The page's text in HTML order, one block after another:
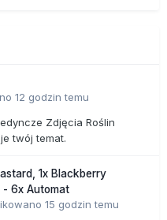
12 godzin temu
Zdjęcia Roślin
twój temat.
1x Blackberry
- 6x Automat
15 godzin temu